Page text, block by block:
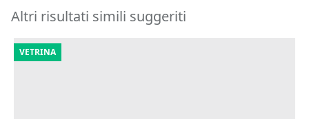
Altri risultati simili suggeriti
VETRINA